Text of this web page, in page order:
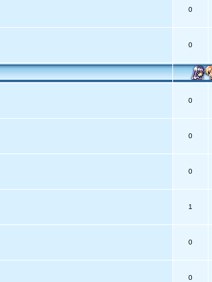
0
0
0
0
0
1
0
0